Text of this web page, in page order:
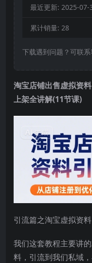
最近更新: 2025-07-
累计销量: 28
下载遇到问题？可联
淘宝店铺出售虚拟资
上架全讲解(11节课)
引流篇之淘宝虚拟资料
我们这套教程主要讲
料，引流到我们私域